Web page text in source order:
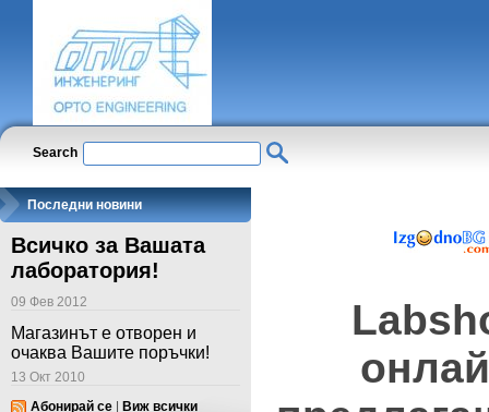
Search
Последни новини
Всичко за Вашата
лаборатория!
09 Фев 2012
Магазинът е отворен и
очаква Вашите поръчки!
13 Окт 2010
Абонирай се
Виж всички